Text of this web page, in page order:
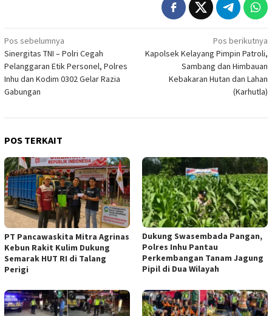
Navigasi
pos
Pos sebelumnya
Sinergitas TNI – Polri Cegah
Pelanggaran Etik Personel, Polres
Inhu dan Kodim 0302 Gelar Razia
Gabungan
Pos berikutnya
Kapolsek Kelayang Pimpin Patroli,
Sambang dan Himbauan
Kebakaran Hutan dan Lahan
(Karhutla)
POS TERKAIT
‎PT Pancawaskita Mitra Agrinas
Kebun Rakit Kulim Dukung
Semarak HUT RI di Talang
Perigi
Dukung Swasembada Pangan,
Polres Inhu Pantau
Perkembangan Tanam Jagung
Pipil di Dua Wilayah